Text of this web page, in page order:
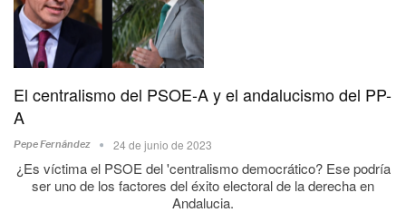
El centralismo del PSOE-A y el andalucismo del PP-
A
Pepe Fernández 24 de junio de 2023
¿Es víctima el PSOE del 'centralismo democrático? Ese podría
ser uno de los factores del éxito electoral de la derecha en
Andalucia.